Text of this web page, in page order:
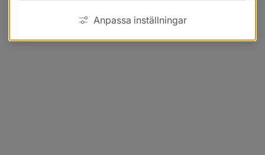
Anpassa inställningar